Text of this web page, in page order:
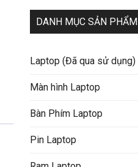
DANH MỤC SẢN PHẨM
Laptop (Đã qua sử dụng)
Màn hình Laptop
Bàn Phím Laptop
Pin Laptop